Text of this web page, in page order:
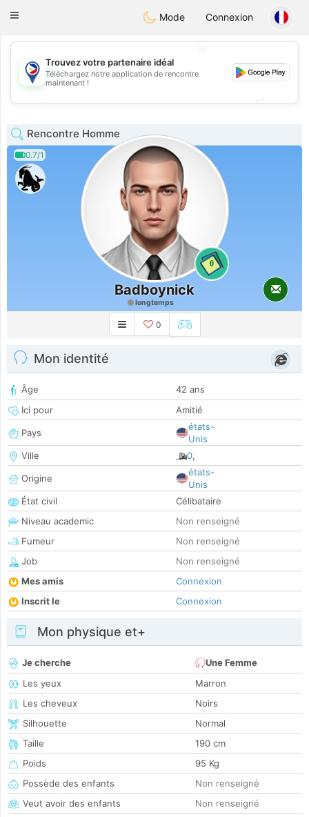
PhilippinesChat
Toggle
Mode Connexion
💖
💕
Trouvez votre partenaire idéal
Téléchargez notre application de rencontre
maintenant !
Rencontre Homme
0.7/1
0
Badboynick
longtemps
0
Mon identité
Âge
42 ans
Ici pour
Amitié
Pays
états-
Unis
Ville
0,
Origine
états-
Unis
État civil
Célibataire
Niveau academic
Non renseigné
Fumeur
Non renseigné
Job
Non renseigné
Mes amis
Connexion
Inscrit le
Connexion
Mon physique et+
Je cherche
Une Femme
Les yeux
Marron
Les cheveux
Noirs
Silhouette
Normal
Taille
190 cm
Poids
95 Kg
Possède des enfants
Non renseigné
Veut avoir des enfants
Non renseigné